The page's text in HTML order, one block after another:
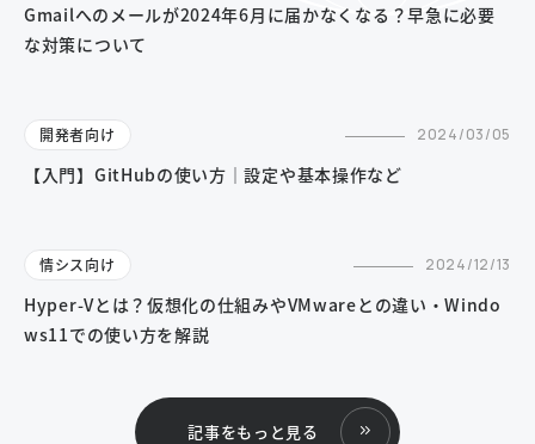
Gmailへのメールが2024年6月に届かなくなる？早急に必要
な対策について
開発者向け 2024/03/05
【入門】GitHubの使い方｜設定や基本操作など
情シス向け 2024/12/13
Hyper-Vとは？仮想化の仕組みやVMwareとの違い・Windo
ws11での使い方を解説
記事をもっと見る